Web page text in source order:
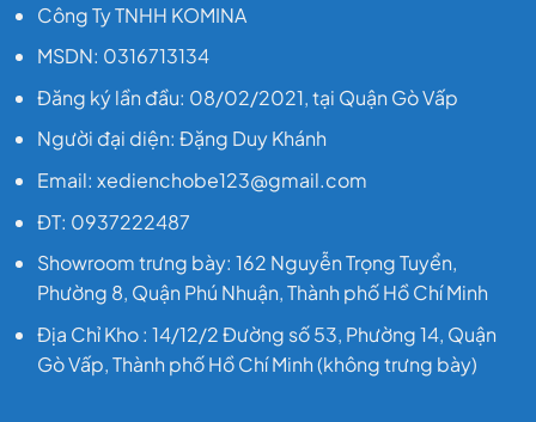
Công Ty TNHH KOMINA
MSDN: 0316713134
Đăng ký lần đầu: 08/02/2021, tại Quận Gò Vấp
Người đại diện: Đặng Duy Khánh
Email: xedienchobe123@gmail.com
ĐT: 0937222487
Showroom trưng bày: 162 Nguyễn Trọng Tuyển,
Phường 8, Quận Phú Nhuận, Thành phố Hồ Chí Minh
Địa Chỉ Kho : 14/12/2 Đường số 53, Phường 14, Quận
Gò Vấp, Thành phố Hồ Chí Minh (không trưng bày)